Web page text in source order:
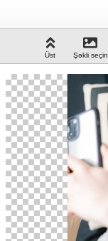
Üst Şəkli seçin